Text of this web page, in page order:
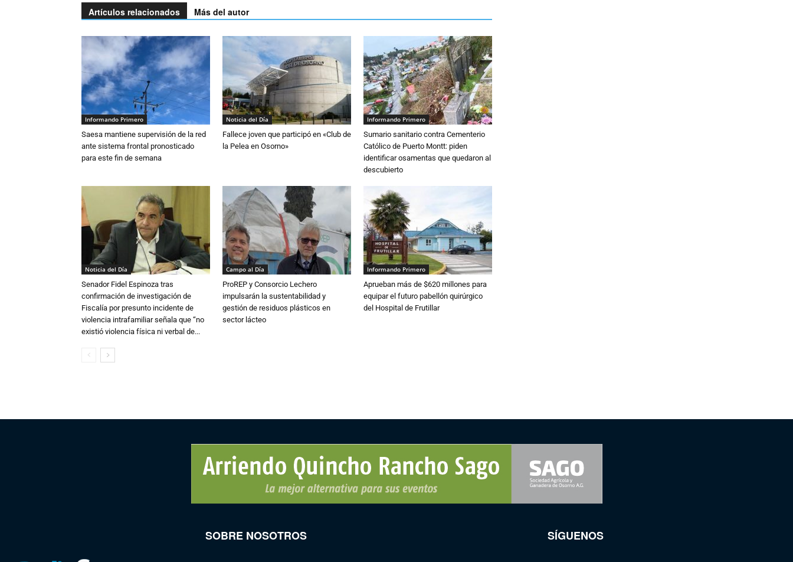
Artículos relacionados Más del autor
Informando Primero
Saesa mantiene supervisión de la red
ante sistema frontal pronosticado
para este fin de semana
Noticia del Día
Fallece joven que participó en «Club de
la Pelea en Osorno»
Informando Primero
Sumario sanitario contra Cementerio
Católico de Puerto Montt: piden
identificar osamentas que quedaron al
descubierto
Noticia del Día
Senador Fidel Espinoza tras
confirmación de investigación de
Fiscalía por presunto incidente de
violencia intrafamiliar señala que “no
existió violencia física ni verbal de...
Campo al Día
ProREP y Consorcio Lechero
impulsarán la sustentabilidad y
gestión de residuos plásticos en
sector lácteo
Informando Primero
Aprueban más de $620 millones para
equipar el futuro pabellón quirúrgico
del Hospital de Frutillar
SOBRE NOSOTROS SÍGUENOS